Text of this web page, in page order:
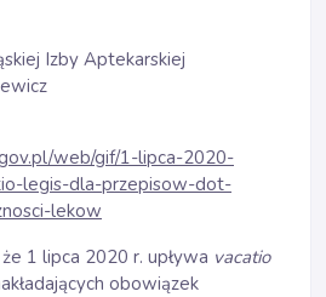
Izby Aptekarskiej
web/gif/1-lipca-2020-
legis-dla-przepisow-dot-
lekow
1 lipca 2020 r. upływa vacatio
obowiązek